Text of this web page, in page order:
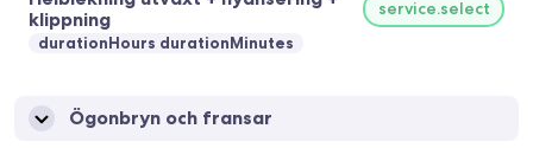
klippning
durationHours durationMinutes
service.select
Ögonbryn och fransar